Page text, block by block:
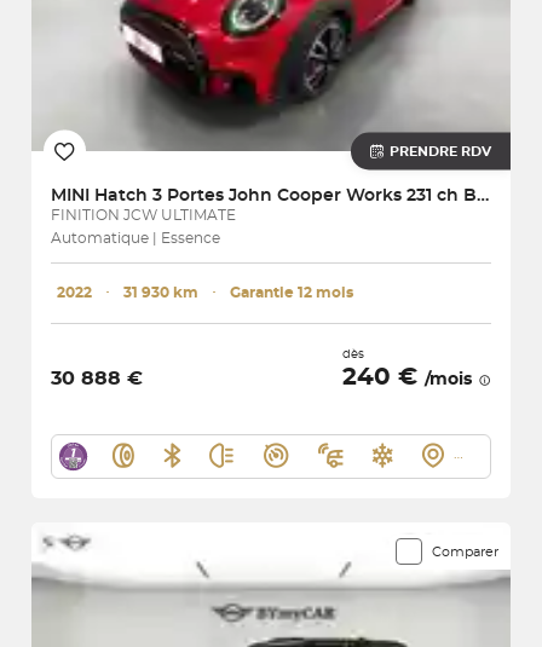
PRENDRE RDV
MINI Hatch 3 Portes John Cooper Works 231 ch BVA8
FINITION JCW ULTIMATE
Automatique | Essence
2022 ･ 31 930 km ･ Garantie 12 mois
30 888 €
dès
240 € /mois
Comparer